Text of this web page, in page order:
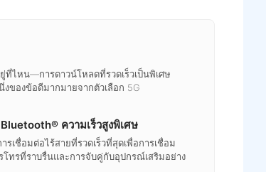
ไหน—การดาวน์โหลดที่รวดเร็วเป็นพิเศษ
ของข้อดีมากมายจากตัวเลือก 5G
ความเร็วสูงพิเศษ
เชื่อมต่อไร้สายที่รวดเร็วที่สุดเพื่อการเชื่อม
โทรที่ราบรื่นและการจับคู่กับอุปกรณ์เสริมอย่าง